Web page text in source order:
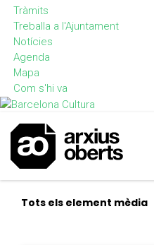
Tràmits
Treballa a l'Ajuntament
Notícies
Agenda
Mapa
Com s'hi va
Tots els element mèdia